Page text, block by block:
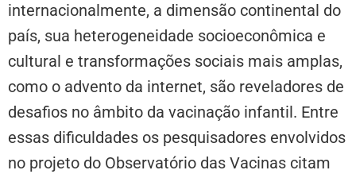
internacionalmente, a dimensão continental do
país, sua heterogeneidade socioeconômica e
cultural e transformações sociais mais amplas,
como o advento da internet, são reveladores de
desafios no âmbito da vacinação infantil. Entre
essas dificuldades os pesquisadores envolvidos
no projeto do Observatório das Vacinas citam